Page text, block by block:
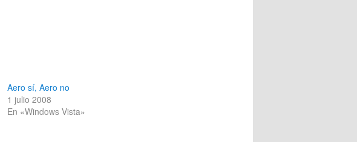
Aero sí, Aero no
1 julio 2008
En «Windows Vista»